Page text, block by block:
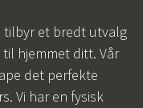
tilbyr et bredt utvalg
hjemmet ditt. Vår
det perfekte
Vi har en fysisk